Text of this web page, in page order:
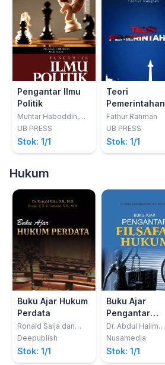
Pengantar Ilmu
Politik
Muhtar Haboddin,
Muh Arjul
UB PRESS
Stok: 1/1
Teori
Pemerintahan
Fathur Rahman
UB PRESS
Stok: 1/1
Hukum
Buku Ajar Hukum
Perdata
Ronald Saija dan
Roger F.X.V. Letsoin
Deepublish
Stok: 1/1
Buku Ajar
Pengantar
Filsafat Hukum
Dr. Abdul Halim
Barkatullah, S.Ag.,
Syahrida, SH., MH
Nusamedia
Stok: 1/1